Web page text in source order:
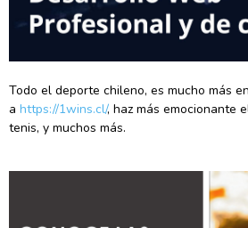
Todo el deporte chileno, es mucho más
a https://1wins.cl/, haz más emocionante
tenis, y muchos más.